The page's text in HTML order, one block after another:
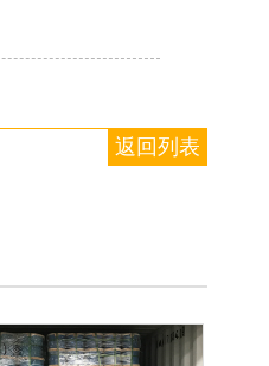
返回列表